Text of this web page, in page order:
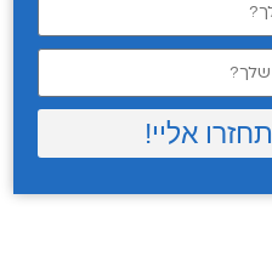
תחזרו אליי!